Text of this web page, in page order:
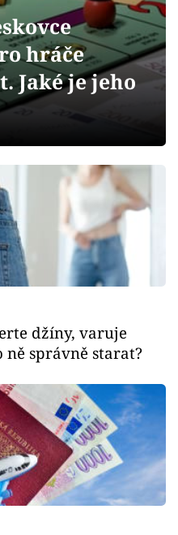
hráče
Jaké je jeho
džíny, varuje
ně správně starat?